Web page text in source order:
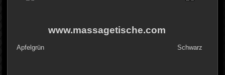
www.massagetische.com
Apfelgrün Schwarz